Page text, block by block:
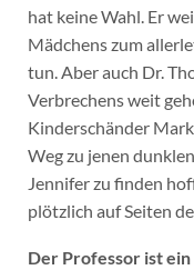
hat keine Wahl. Er
Mädchens zum
tun. Aber auch Dr.
Verbrechens weit
Kinderschänder
Weg zu jenen
Jennifer zu finden
plötzlich auf Seiten
Der Professor ist